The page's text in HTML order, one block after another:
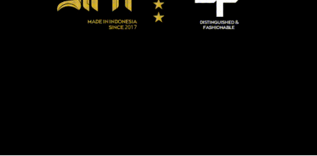
Indonesia, menyampaikan persiapannya dalam merancang
pagelaran PakaianKoe untuk mencapai hasil maksimal.